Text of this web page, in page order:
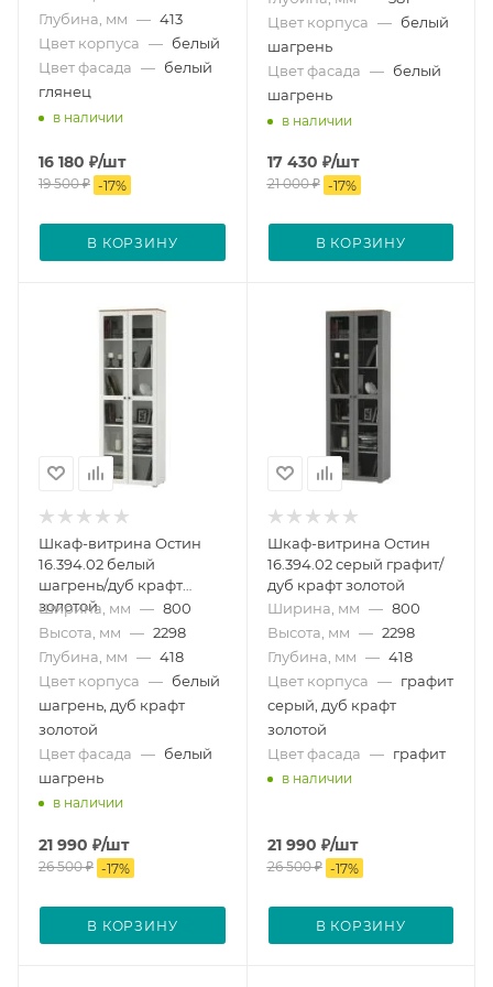
Глубина, мм — 413
Цвет корпуса — белый
Цвет фасада — белый
глянец
в наличии
16 180 ₽/шт
19 500₽ -17%
В КОРЗИНУ
Цвет корпуса — белый
шагрень
Цвет фасада — белый
шагрень
в наличии
17 430 ₽/шт
21 000₽ -17%
В КОРЗИНУ
Шкаф-витрина Остин
16.394.02 белый
шагрень/дуб крафт
золотой
Ширина, мм — 800
Высота, мм — 2298
Глубина, мм — 418
Цвет корпуса — белый
шагрень, дуб крафт
золотой
Цвет фасада — белый
шагрень
в наличии
21 990 ₽/шт
26 500₽ -17%
В КОРЗИНУ
Шкаф-витрина Остин
16.394.02 серый графит/
дуб крафт золотой
Ширина, мм — 800
Высота, мм — 2298
Глубина, мм — 418
Цвет корпуса — графит
серый, дуб крафт
золотой
Цвет фасада — графит
в наличии
21 990 ₽/шт
26 500₽ -17%
В КОРЗИНУ